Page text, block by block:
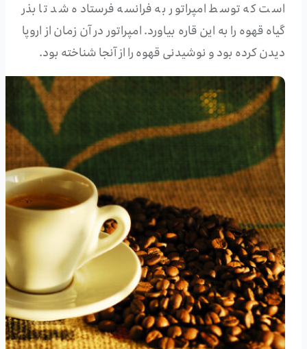
است که توسط امپراتور به فرانسه فرستاده شد تا بذر
گیاه قهوه را به این قاره بیاورد. امپراتور در آن زمان از اروپا
دیدن کرده بود و نوشیدنی قهوه را از آنجا شناخته بود.